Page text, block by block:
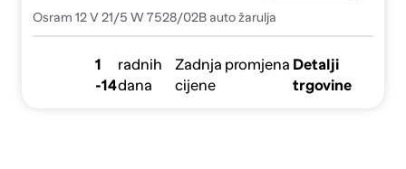
Osram 12 V 21/5 W 7528/02B auto žarulja
1
-14
radnih
dana
Zadnja promjena
cijene
Detalji
trgovine